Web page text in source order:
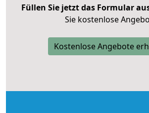
Füllen Sie jetzt das Formular
Sie kostenlose
Kostenlose Angebote